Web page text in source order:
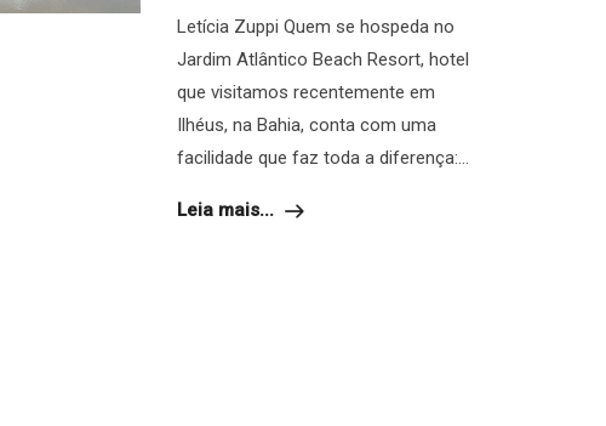
Letícia Zuppi Quem se hospeda no
Jardim Atlântico Beach Resort, hotel
que visitamos recentemente em
Ilhéus, na Bahia, conta com uma
facilidade que faz toda a diferença:...
Leia mais...